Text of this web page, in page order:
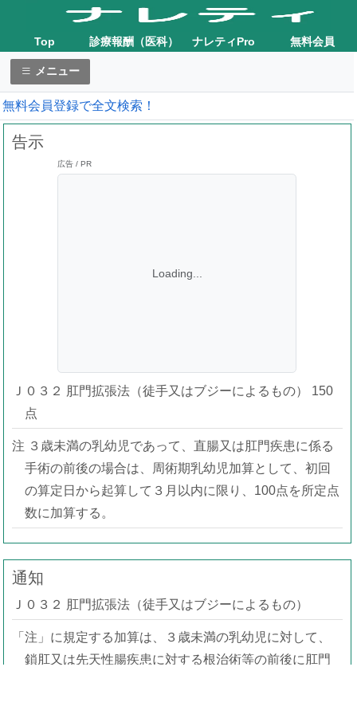
Top 診療報酬（医科） ナレティPro 無料会員
メニュー
無料会員登録で全文検索！
告示
広告 / PR
Loading...
Ｊ０３２ 肛門拡張法（徒手又はブジーによるもの） 150
点
注 ３歳未満の乳幼児であって、直腸又は肛門疾患に係る
手術の前後の場合は、周術期乳幼児加算として、初回
の算定日から起算して３月以内に限り、100点を所定点
数に加算する。
通知
Ｊ０３２ 肛門拡張法（徒手又はブジーによるもの）
「注」に規定する加算は、３歳未満の乳幼児に対して、
鎖肛又は先天性腸疾患に対する根治術等の前後に肛門